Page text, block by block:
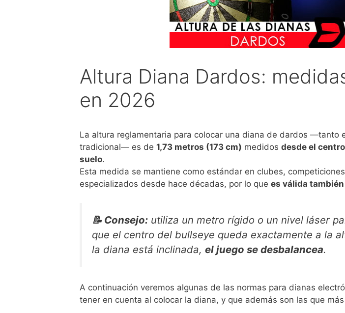
Altura Diana Dardos:
en 2026
La altura reglamentaria para colocar una diana de dardos —tanto
tradicional— es de 1,73 metros (173 cm) medidos desde el
suelo.
Esta medida se mantiene como estándar en clubes,
especializados desde hace décadas, por lo que es válida
📝 Consejo: utiliza un metro rígido o un nivel láser
que el centro del bullseye queda exactamente a la
la diana está inclinada, el juego se desbalancea.
A continuación veremos algunas de las normas para dianas
tener en cuenta al colocar la diana, y que además son las que